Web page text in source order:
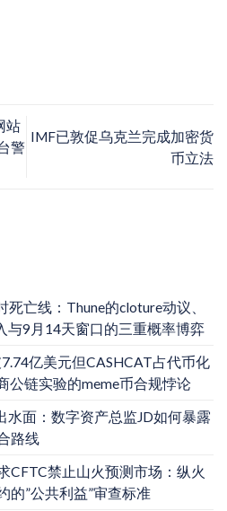
亡线：Thune的cloture动议、
与9月14天窗口的三重概率博弈
亿美元但CASHCAT占代币化
公链实验的meme币合规悖论
水面：数字资产总监JD如何暴露
路线
CFTC禁止山火预测市场：纵火
的”公共利益”审查标准
站
警
IMF已敦促乌克兰完成加密货
币立法